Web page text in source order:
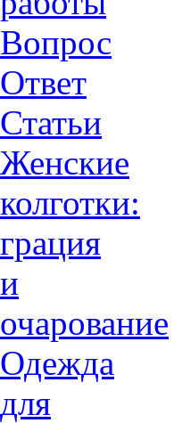
Вопрос
Ответ
Статьи
Женские
колготки:
грация
и
очарованиe
Одежда
для